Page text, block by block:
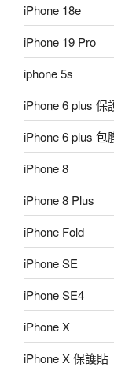
iPhone 18e
iPhone 19 Pro
iphone 5s
iPhone 6 plus 保
iPhone 6 plus 包
iPhone 8
iPhone 8 Plus
iPhone Fold
iPhone SE
iPhone SE4
iPhone X
iPhone X 保護貼